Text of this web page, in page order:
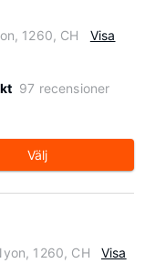
1260, CH
Visa
97 recensioner
Välj
1260, CH
Visa